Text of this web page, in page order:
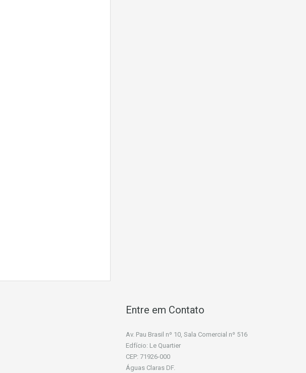
Entre em Contato
Av. Pau Brasil nº 10, Sala Comercial nº 516
Edfício: Le Quartier
CEP: 71926-000
Águas Claras DF.